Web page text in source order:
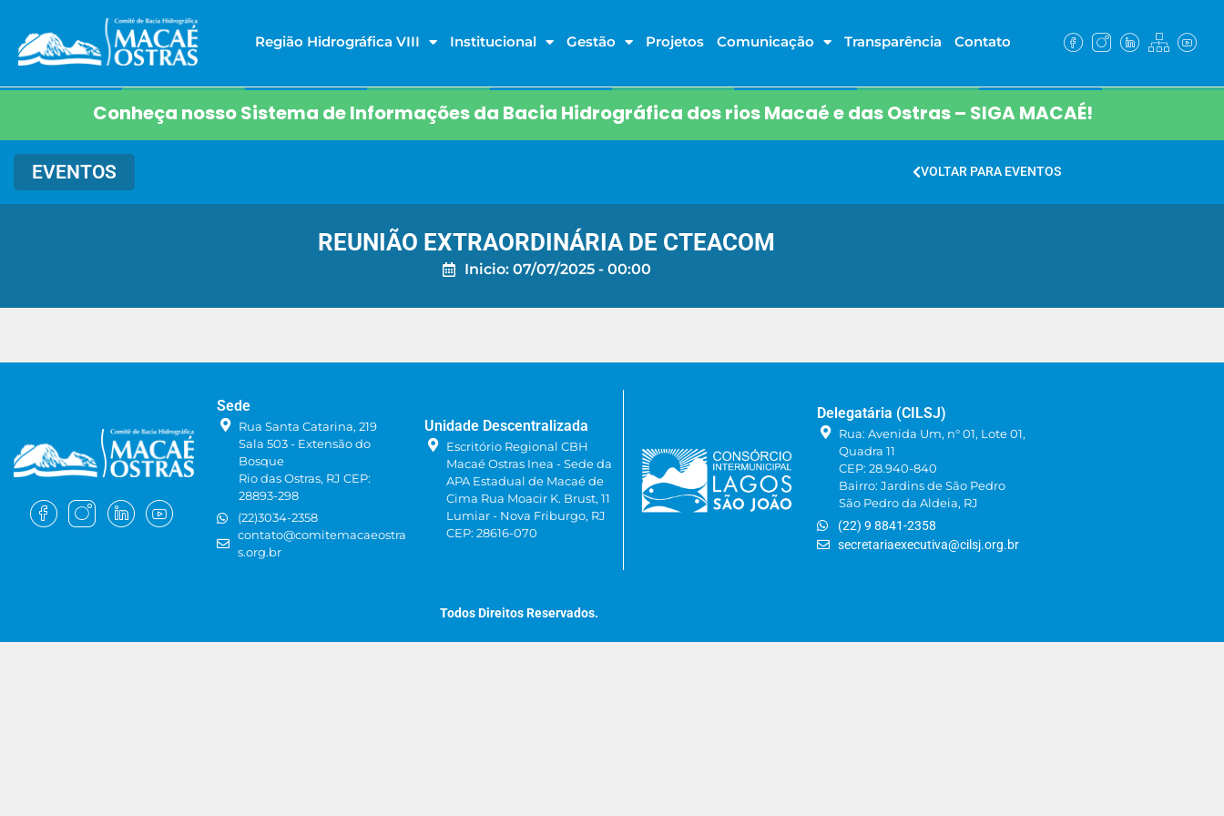
Região Hidrográfica VIII Institucional Gestão Projetos Comunicação Transparência Contato
Conheça nosso Sistema de Informações da Bacia Hidrográfica dos rios Macaé e das Ostras – SIGA MACAÉ!
EVENTOS VOLTAR PARA EVENTOS
REUNIÃO EXTRAORDINÁRIA DE CTEACOM
Inicio: 07/07/2025 - 00:00
Sede
Rua Santa Catarina, 219
Sala 503 - Extensão do
Bosque
Rio das Ostras, RJ CEP:
28893-298
(22)3034-2358
contato@comitemacaeostra
s.org.br
Unidade Descentralizada
Escritório Regional CBH
Macaé Ostras Inea - Sede da
APA Estadual de Macaé de
Cima Rua Moacir K. Brust, 11
Lumiar - Nova Friburgo, RJ
CEP: 28616-070
Delegatária (CILSJ)
Rua: Avenida Um, n° 01, Lote 01,
Quadra 11
CEP: 28.940-840
Bairro: Jardins de São Pedro
São Pedro da Aldeia, RJ
(22) 9 8841-2358
secretariaexecutiva@cilsj.org.br
Todos Direitos Reservados.